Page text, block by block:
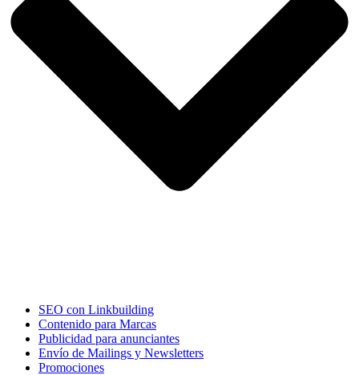
SEO con Linkbuilding
Contenido para Marcas
Publicidad para anunciantes
Envío de Mailings y Newsletters
Promociones